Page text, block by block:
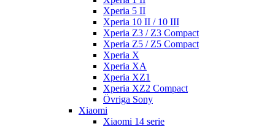
Xperia 5 II
Xperia 10 II / 10 III
Xperia Z3 / Z3 Compact
Xperia Z5 / Z5 Compact
Xperia X
Xperia XA
Xperia XZ1
Xperia XZ2 Compact
Övriga Sony
Xiaomi
Xiaomi 14 serie